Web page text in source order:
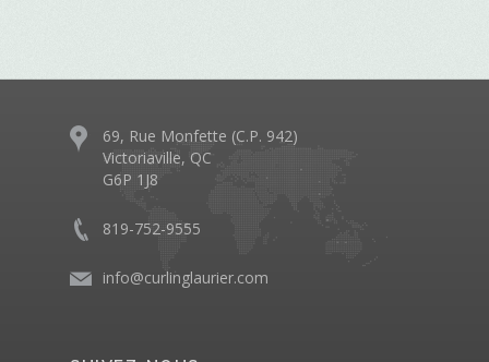
69, Rue Monfette (C.P. 942)
Victoriaville, QC
G6P 1J8
819-752-9555
info@curlinglaurier.com